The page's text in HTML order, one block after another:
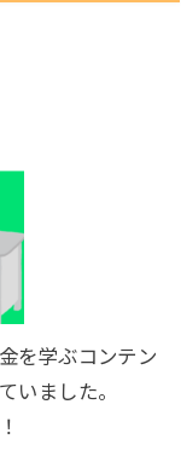
を学ぶコンテン
いました。